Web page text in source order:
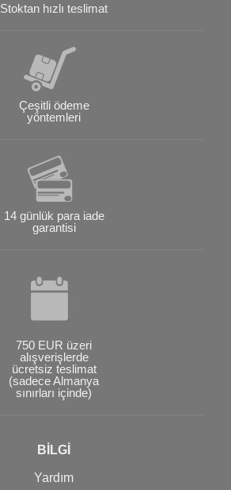
Stoktan hızlı teslimat
Çeşitli ödeme
yöntemleri
14 günlük para iade
garantisi
750 EUR üzeri
alışverişlerde
ücretsiz teslimat
(sadece Almanya
sınırları içinde)
BİLGİ
Yardım